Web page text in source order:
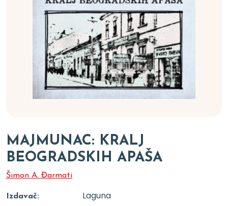
MAJMUNAC: KRALJ
BEOGRADSKIH APAŠA
Šimon A. Đarmati
Izdavač: Laguna